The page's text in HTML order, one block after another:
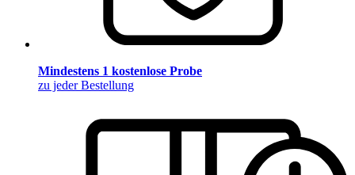
Mindestens 1 kostenlose Probe
zu jeder Bestellung